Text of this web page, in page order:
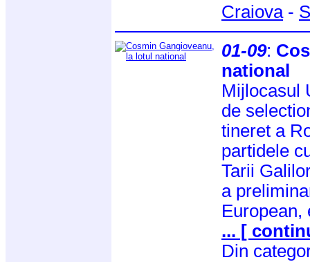
Craiova-
01-09:
national
Mijlocasul
de
tineret a
partidele
Tarii
a
European,
... [
Din